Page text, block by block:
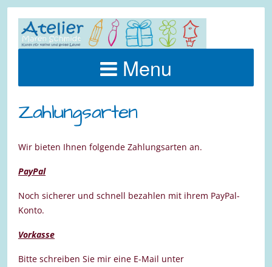
Menu
Zahlungsarten
Wir bieten Ihnen folgende Zahlungsarten an.
PayPal
Noch sicherer und schnell bezahlen mit ihrem PayPal-
Konto.
Vorkasse
Bitte schreiben Sie mir eine E-Mail unter